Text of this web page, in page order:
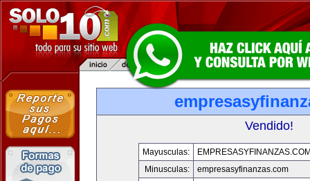
Vendido!
Mayusculas:
Minusculas:
empresasyfinanzas.com